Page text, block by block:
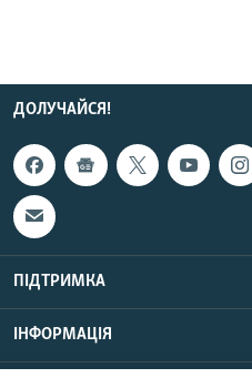
ДОЛУЧАЙСЯ!
ПІДТРИМКА
ІНФОРМАЦІЯ